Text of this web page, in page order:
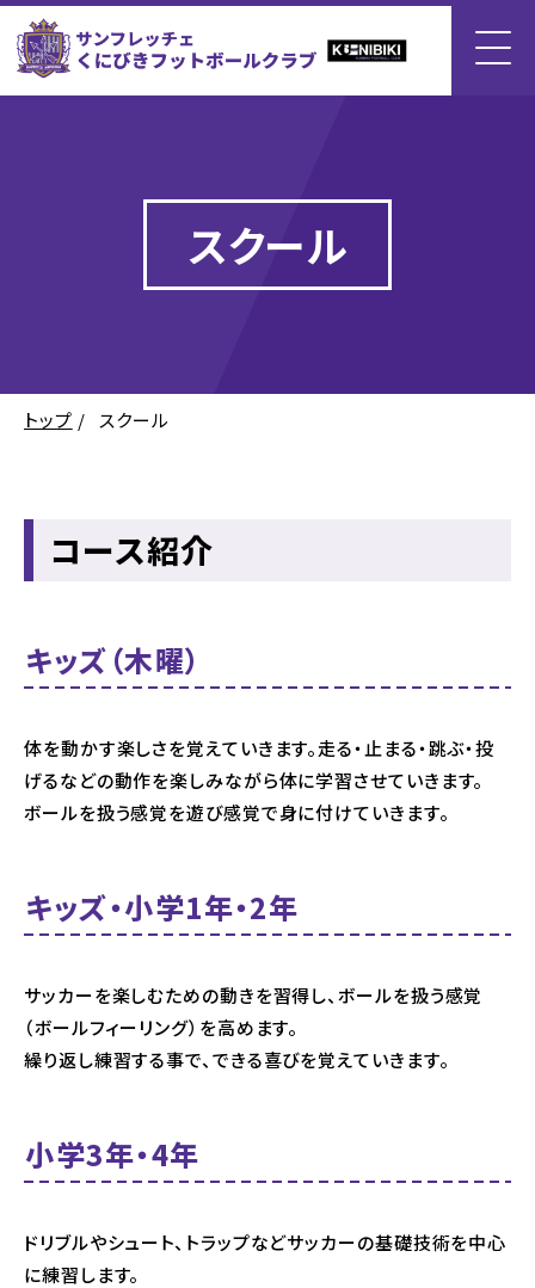
スクール
トップ / スクール
コース紹介
キッズ（木曜）
体を動かす楽しさを覚えていきます。走る・止まる・跳ぶ・投
げるなどの動作を楽しみながら体に学習させていきます。
ボールを扱う感覚を遊び感覚で身に付けていきます。
キッズ・小学1年・2年
サッカーを楽しむための動きを習得し、ボールを扱う感覚
（ボールフィーリング）を高めます。
繰り返し練習する事で、できる喜びを覚えていきます。
小学3年・4年
ドリブルやシュート、トラップなどサッカーの基礎技術を中心
に練習します。